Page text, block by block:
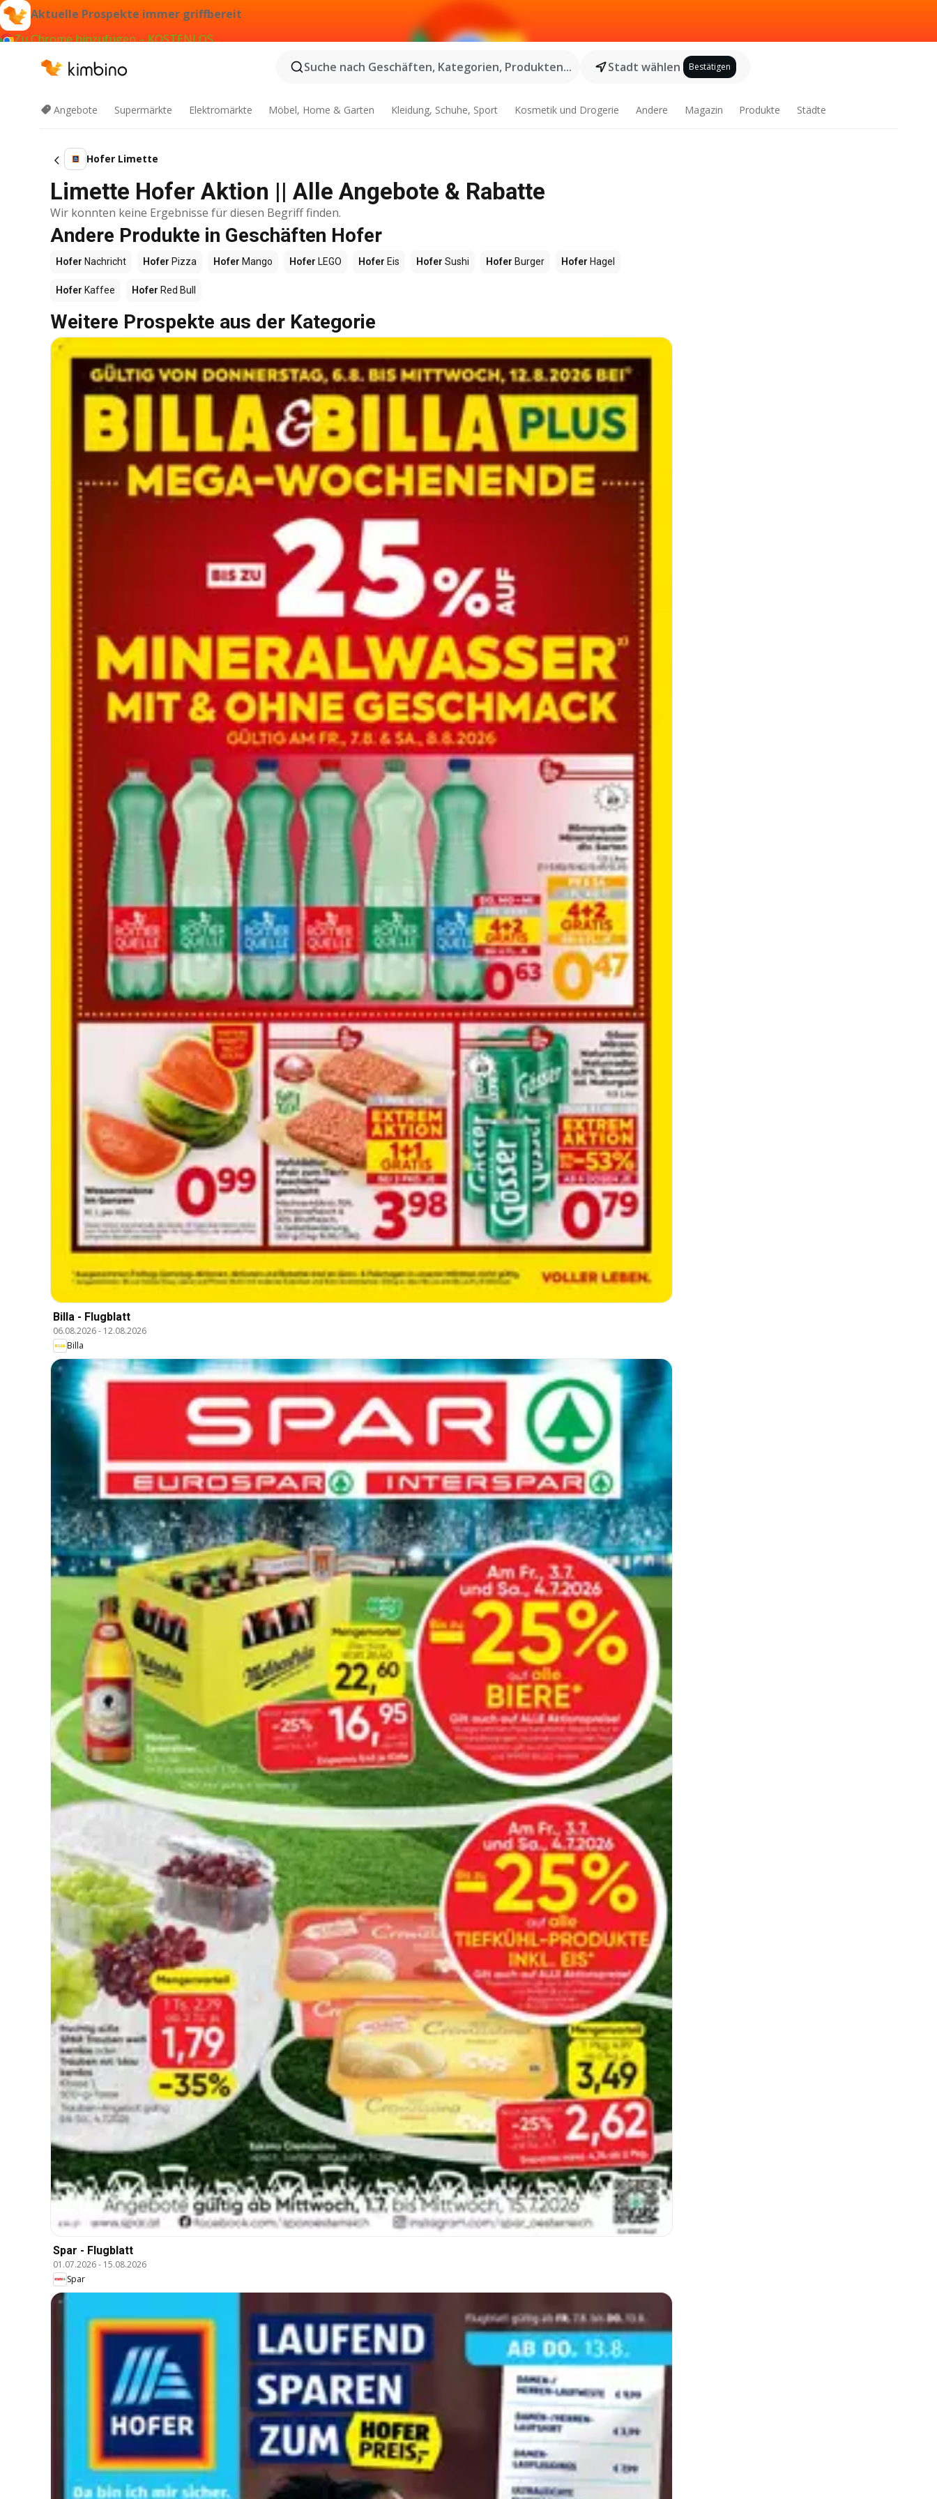
Aktuelle Prospekte immer griffbereit
Zu Chrome hinzufügen – KOSTENLOS
Suche nach Geschäften, Kategorien, Produkten...
Stadt wählen Bestätigen
Angebote Supermärkte Elektromärkte Möbel, Home & Garten Kleidung, Schuhe, Sport Kosmetik und Drogerie Andere Magazin Produkte Städte
Hofer Limette
Limette Hofer Aktion || Alle Angebote & Rabatte
Wir konnten keine Ergebnisse für diesen Begriff finden.
Andere Produkte in Geschäften Hofer
Hofer Nachricht Hofer Pizza Hofer Mango Hofer LEGO Hofer Eis Hofer Sushi Hofer Burger Hofer Hagel
Hofer Kaffee Hofer Red Bull
Weitere Prospekte aus der Kategorie
Billa - Flugblatt
06.08.2026- 12.08.2026
Billa
Spar - Flugblatt
01.07.2026- 15.08.2026
Spar